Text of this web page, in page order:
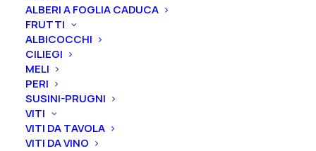
ALBERI A FOGLIA CADUCA
FRUTTI
ALBICOCCHI
CILIEGI
MELI
PERI
SUSINI-PRUGNI
VITI
VITI DA TAVOLA
VITI DA VINO
Iris
germanica
"Superhero"
quantità
Ordina subito questo prodotto!
Puoi acquistare ora questo prodotto contattandoci e
indicando la dimensione del vaso desiderata e la